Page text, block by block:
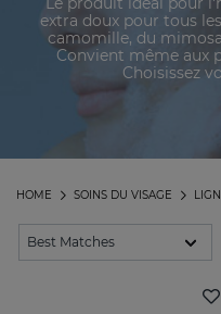
extra doux pour tous
camomille, du
Convient même aux
Choisissez
SOINS DU VISAGE
HOME